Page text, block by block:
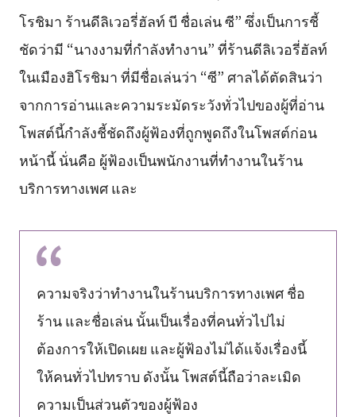
โรชิมา ร้านดีลิเวอรี่ฮัลท์ บี ชื่อเล่น ซี” ซึ่งเป็นการชี้
ชัดว่ามี “นางงามที่กำลังทำงาน” ที่ร้านดีลิเวอรี่ฮัลท์
ในเมืองฮิโรชิมา ที่มีชื่อเล่นว่า “ซี” ศาลได้ตัดสินว่า
จากการอ่านและความระมัดระวังทั่วไปของผู้ที่อ่าน
โพสต์นี้กำลังชี้ชัดถึงผู้ฟ้องที่ถูกพูดถึงในโพสต์ก่อน
หน้านี้ นั่นคือ ผู้ฟ้องเป็นพนักงานที่ทำงานในร้าน
บริการทางเพศ และ
ความจริงว่าทำงานในร้านบริการทางเพศ ชื่อ
ร้าน และชื่อเล่น นั้นเป็นเรื่องที่คนทั่วไปไม่
ต้องการให้เปิดเผย และผู้ฟ้องไม่ได้แจ้งเรื่องนี้
ให้คนทั่วไปทราบ ดังนั้น โพสต์นี้ถือว่าละเมิด
ความเป็นส่วนตัวของผู้ฟ้อง